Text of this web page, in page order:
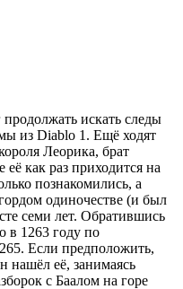
искать следы
из Diablo 1. Ещё ходят
Леорика, брат
как раз приходится на
познакомились, а
одиночестве (и был
семи лет. Обратившись
в 1263 году по
Если предположить,
нашёл её, занимаясь
с Баалом на горе